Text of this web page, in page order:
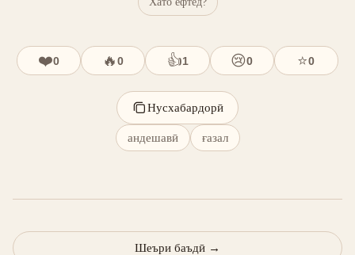
❤️0 🔥0 👍1 😢0 ⭐0
Нусхабардорӣ
андешавӣ ғазал
Шеъри баъдӣ →